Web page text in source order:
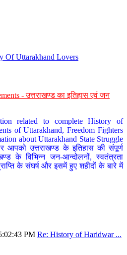
Of Uttarakhand Lovers
- उत्तराखण्ड का इतिहास एवं जन
related to complete History of
of Uttarakhand, Freedom Fighters
about Uttarakhand State Struggle
आपको उत्तराखण्ड के इतिहास की संपूर्ण
के विभिन्न जन-आन्दोलनों, स्वतंत्रता
के संघर्ष और इसमें हुए शहीदों के बारे में
PM Re: History of Haridwar ...